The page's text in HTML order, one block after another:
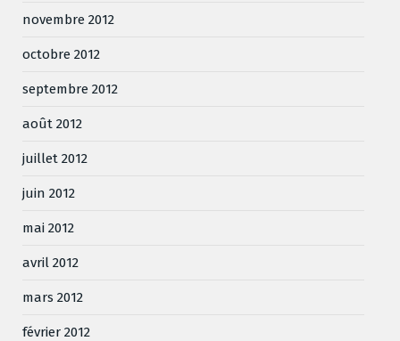
novembre 2012
octobre 2012
septembre 2012
août 2012
juillet 2012
juin 2012
mai 2012
avril 2012
mars 2012
février 2012